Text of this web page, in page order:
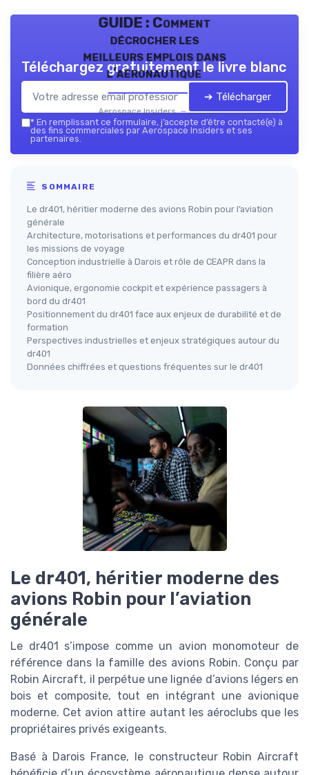
GUIDE : Comment
décrocher les
meilleurs emplois dans
l’aéronautique
Aerospace Insiders — 2026
Téléchargez gratuitement le livre blanc
➔ Télécharger
* En remplissant ce formulaire, j’accepte d’être contacté(e) à
des fins commerciales par Aerospace Insiders et ses
partenaires.
SOMMAIRE
Le dr401, héritier moderne des avions Robin pour l’aviation
générale
Architecture, motorisations et performances du dr401 pour
les missions de voyage
Conception industrielle à Darois et rôle de CEAPR dans la
filière aéro
Avionique, ergonomie cockpit et expérience passagers à
bord du dr401
Positionnement du dr401 face aux enjeux de durabilité et de
formation
Perspectives industrielles et enjeux stratégiques autour du
dr401
Données chiffrées et questions fréquentes sur le dr401
Le dr401, héritier moderne des
avions Robin pour l’aviation
générale
Le dr401 s’impose comme un avion monomoteur de
référence dans la famille des avions Robin. Conçu par
Robin Aircraft, il perpétue une lignée d’avions légers en
bois et composite, tout en intégrant une avionique
moderne. Cet avion attire autant les aéroclubs que les
propriétaires privés exigeants.
Basé à Darois France, le constructeur Robin Aircraft